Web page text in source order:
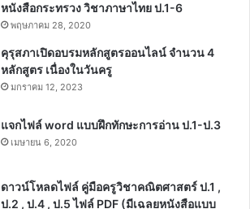
หนังสือกระทรวง วิชาภาษาไทย ป.1-6
พฤษภาคม 28, 2020
คุรุสภาเปิดอบรมหลักสูตรออนไลน์ จำนวน 4
หลักสูตร เนื่องในวันครู
มกราคม 12, 2023
แจกไฟล์ word แบบฝึกทักษะการอ่าน ป.1-ป.3
เมษายน 6, 2020
ดาวน์โหลดไฟล์ คู่มือครูวิชาคณิตศาสตร์ ป.1 ,
ป.2 , ป.4 , ป.5 ไฟล์ PDF (มีเฉลยหนังสือแบบ